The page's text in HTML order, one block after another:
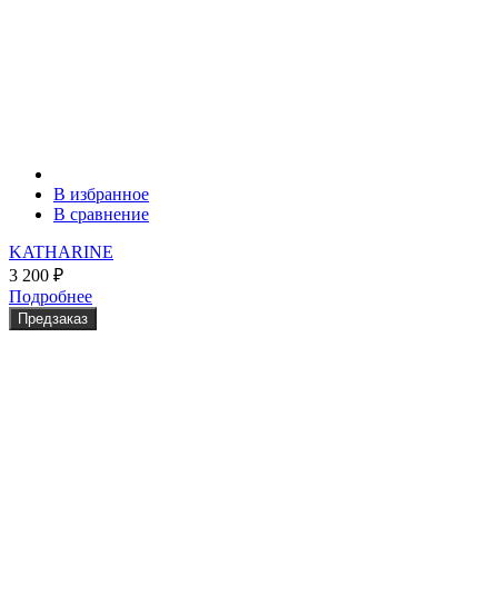
В избранное
В сравнение
KATHARINE
3 200 ₽
Подробнее
Предзаказ